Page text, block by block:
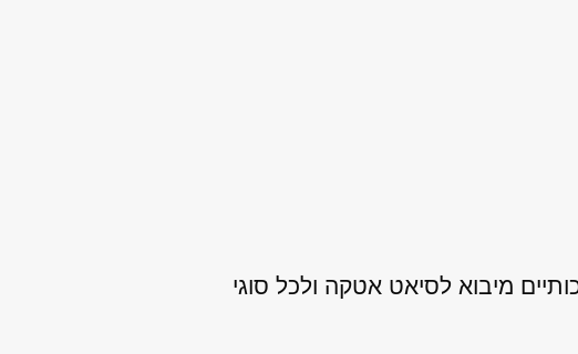
מיבוא לסיאט אטקה ולכל סוגי